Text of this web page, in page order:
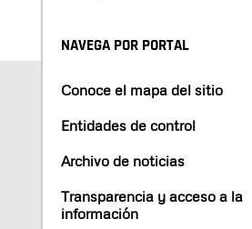
NAVEGA POR PORTAL
Conoce el mapa del sitio
Entidades de control
Archivo de noticias
Transparencia y acceso a la
información